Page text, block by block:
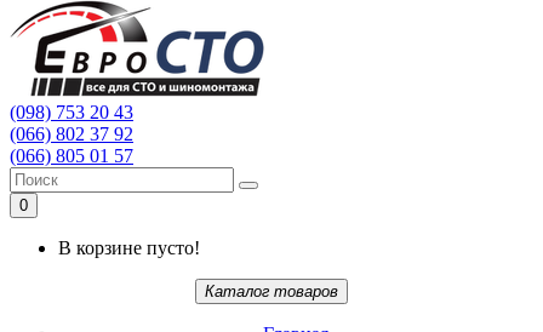
(098) 753 20 43
(066) 802 37 92
(066) 805 01 57
0
В корзине пусто!
Каталог товаров